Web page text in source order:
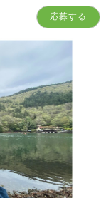
応募する